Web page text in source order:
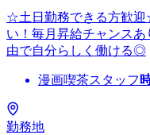
☆土日勤務できる方歓
い！毎月昇給チャンス
由で自分らしく働ける◎
漫画喫茶スタッフ
勤務地